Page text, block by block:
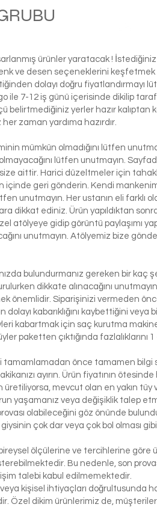
ürünler yaratacak !
ve desen seçeneklerini
dolayı doğru fiyatlandırmayı
ile 7-12 iş günü içerisinde dikilip
belirtmediğiniz yerler hazır kalıptan
zaman yardıma hazırdır.
mümkün olmadığını lütfen
lütfen unutmayın.
aittir. Harici düzeltmeler için
içinde geri gönderin. Kendi
unutmayın. Her ustanın eli farklı
dikkat ediniz. Ürün yapıldıktan
atölyeye gidip görüntü paylaşımı
unutmayın. Atölyemiz bize
bulundurmanız gereken bir
dikkate alınacağını
önemlidir. Siparişinizi vermeden
kabarıklığını kaybettiğini veya
kabartmak için saç kurutma
paketten çıktığında
tamamlamadan önce tamamen
ayırın. Ürün fiyatının
üretiliyorsa, mevcut olan en yakın
yaşamanız veya değişiklik talep
olabileceğini göz önünde
çok dar veya çok bol olması
ölçülerine ve tercihlerine
Bu nedenle, son
talebi kabul edilmemektedir.
kişisel ihtiyaçları doğrultusunda
Özel dikim ürünlerimiz de,